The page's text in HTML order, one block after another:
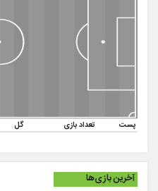
پست تعداد بازی گل
آخرین بازی‌ها